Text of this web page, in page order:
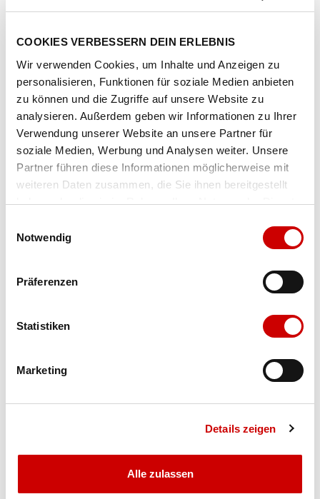
COOKIES VERBESSERN DEIN ERLEBNIS
Wir verwenden Cookies, um Inhalte und Anzeigen zu
personalisieren, Funktionen für soziale Medien anbieten
zu können und die Zugriffe auf unsere Website zu
analysieren. Außerdem geben wir Informationen zu Ihrer
Verwendung unserer Website an unsere Partner für
soziale Medien, Werbung und Analysen weiter. Unsere
Partner führen diese Informationen möglicherweise mit
weiteren Daten zusammen, die Sie ihnen bereitgestellt
haben oder die sie im Rahmen Ihrer Nutzung der Dienste
Notwendig
Präferenzen
Statistiken
Marketing
Details zeigen
Alle zulassen
Artikel-Nr.E512710D-capua
Farbe capua
IN DEN WARENKORB
Bis 17:00 Uhr bestellen: morgen geliefert - ab CHF 50.00
Produktbeschreibung